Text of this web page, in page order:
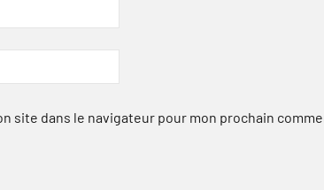
site dans le navigateur pour mon prochain